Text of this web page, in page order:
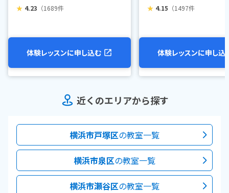
★ 4.23 （1689件
体験レッスンに申し込む
★ 4.15 （1497件
体験レッスンに申し込
近くのエリアから探す
横浜市戸塚区の教室一覧
横浜市泉区の教室一覧
横浜市瀬谷区の教室一覧